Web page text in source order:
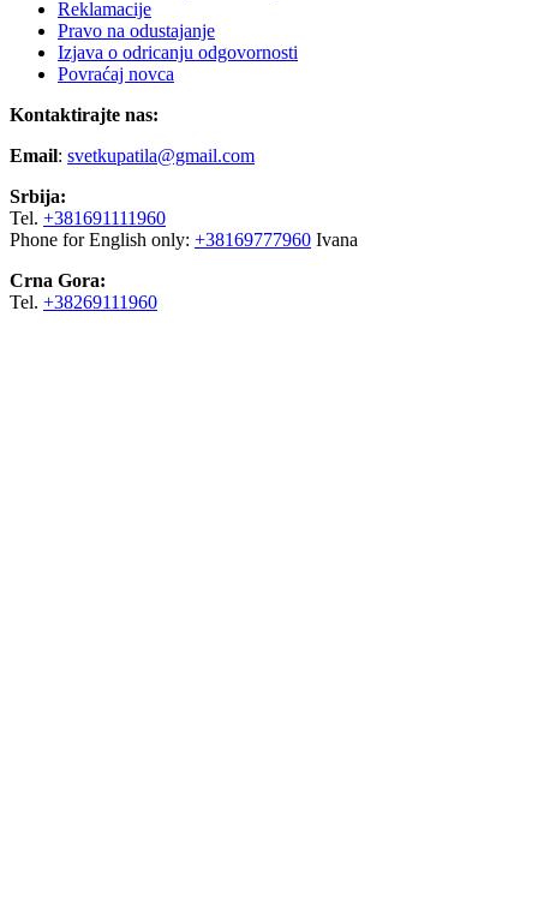
Reklamacije
Pravo na odustajanje
Izjava o odricanju odgovornosti
Povraćaj novca
Kontaktirajte nas:
Email: svetkupatila@gmail.com
Srbija:
Tel. +381691111960
Phone for English only: +38169777960 Ivana
Crna Gora:
Tel. +38269111960